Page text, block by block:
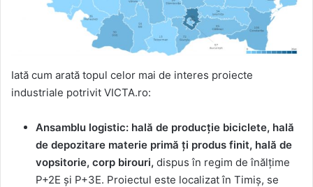
Iată cum arată topul celor mai de interes proiecte
industriale potrivit VICTA.ro:
Ansamblu logistic: hală de producție biciclete, hală
de depozitare materie primă ți produs finit, hală de
vopsitorie, corp birouri, dispus în regim de înălțime
P+2E și P+3E. Proiectul este localizat în Timiș, se